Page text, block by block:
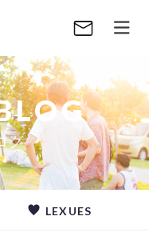
グ
LEXUES